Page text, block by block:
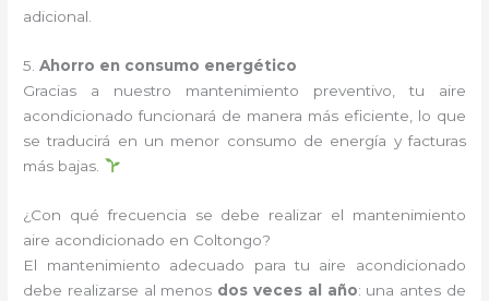
adicional.
5.Ahorro en consumo energético
Gracias a nuestro mantenimiento preventivo, tu aire
acondicionado funcionará de manera más eficiente, lo que
se traducirá en un menor consumo de energía y facturas
más bajas.
¿Con qué frecuencia se debe realizar el mantenimiento
aire acondicionado en Coltongo?
El mantenimiento adecuado para tu aire acondicionado
debe realizarse al menos dos veces al año: una antes de